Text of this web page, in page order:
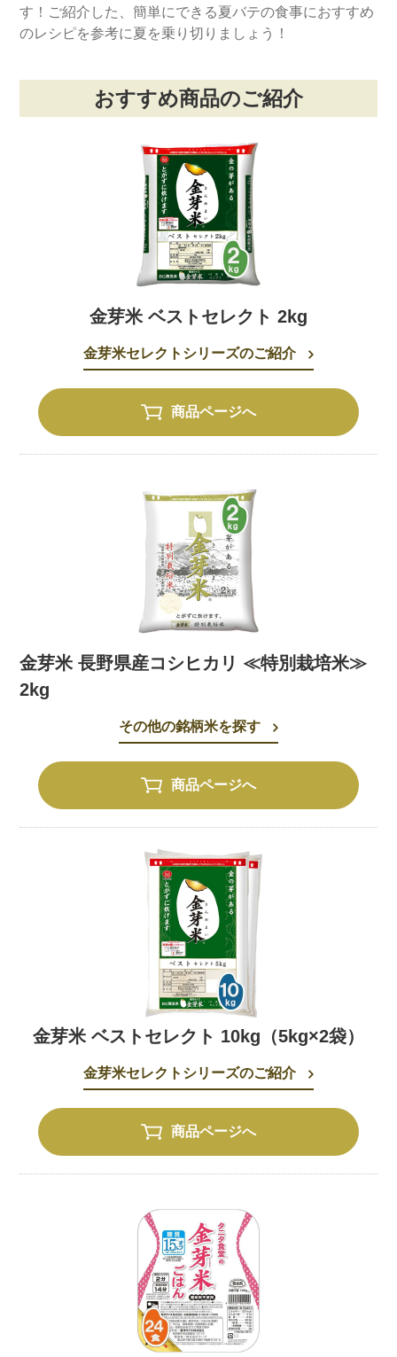
す！ご紹介した、簡単にできる夏バテの食事におすすめ
のレシピを参考に夏を乗り切りましょう！
おすすめ商品のご紹介
金芽米 ベストセレクト 2kg
金芽米セレクトシリーズのご紹介
商品ページへ
金芽米 長野県産コシヒカリ ≪特別栽培米≫
2kg
その他の銘柄米を探す
商品ページへ
金芽米 ベストセレクト 10kg（5kg×2袋）
金芽米セレクトシリーズのご紹介
商品ページへ